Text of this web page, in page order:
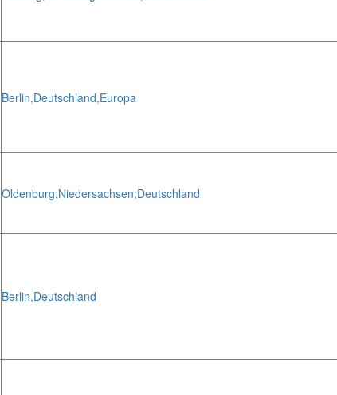
Berlin,Deutschland,Europa
Oldenburg;Niedersachsen;Deutschland
Berlin,Deutschland